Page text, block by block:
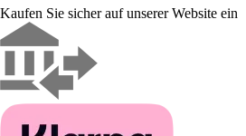
Kaufen Sie sicher auf unserer Website ein